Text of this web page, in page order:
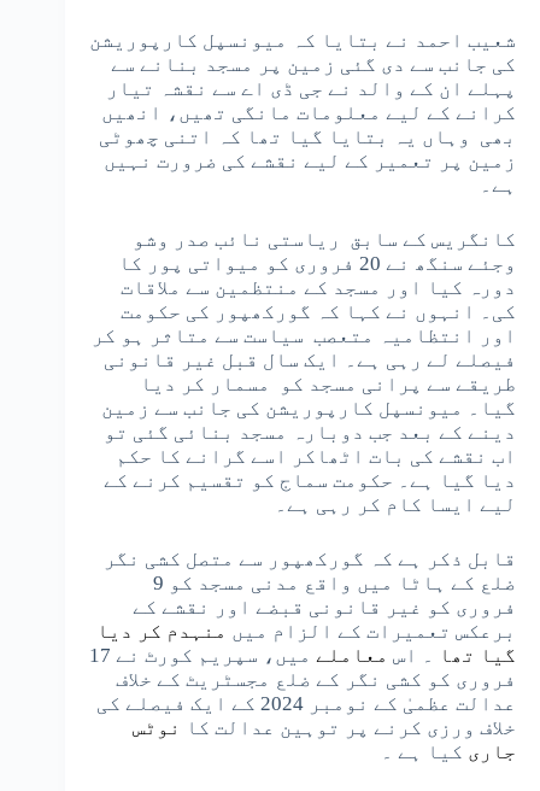
شعیب احمد نے بتایا کہ میونسپل کارپوریشن
کی جانب سے دی گئی زمین پر مسجد بنانے سے
پہلے ان کے والد نے جی ڈی اے سے نقشہ تیار
کرانے کے لیے معلومات مانگی تھیں، انھیں
بھی وہاں یہ بتایا گیا تھا کہ اتنی چھوٹی
زمین پر تعمیر کے لیے نقشے کی ضرورت نہیں
ہے۔
کانگریس کے سابق ریاستی نائب صدر وشو
وجئے سنگھ نے 20 فروری کو میواتی پور کا
دورہ کیا اور مسجد کے منتظمین سے ملاقات
کی۔ انہوں نے کہا کہ گورکھپور کی حکومت
اور انتظامیہ متعصب سیاست سے متاثر ہو کر
فیصلے لے رہی ہے۔ ایک سال قبل غیر قانونی
طریقے سے پرانی مسجد کو مسمار کر دیا
گیا۔ میونسپل کارپوریشن کی جانب سے زمین
دینے کے بعد جب دوبارہ مسجد بنائی گئی تو
اب نقشے کی بات اٹھاکر اسے گرانے کا حکم
دیا گیا ہے۔ حکومت سماج کو تقسیم کرنے کے
لیے ایسا کام کر رہی ہے۔
قابل ذکر ہے کہ گورکھپور سے متصل کشی نگر
ضلع کے ہاٹا میں واقع مدنی مسجد کو 9
فروری کو غیر قانونی قبضے اور نقشے کے
برعکس تعمیرات کے الزام میں منہدم کر دیا
گیا تھا ۔ اس معاملے
میں، سپریم کورٹ نے 17
فروری کو کشی نگر کے ضلع مجسٹریٹ کے خلاف
عدالت عظمیٰ کے نومبر 2024 کے ایک فیصلے کی
خلاف ورزی کرنے پر توہین عدالت کا
نوٹس
جاری کیا ہے ۔